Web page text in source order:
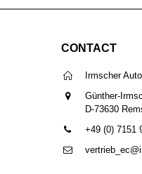
CONTACT
Irmscher
Günther-
D-73630
+49 (0) 7151